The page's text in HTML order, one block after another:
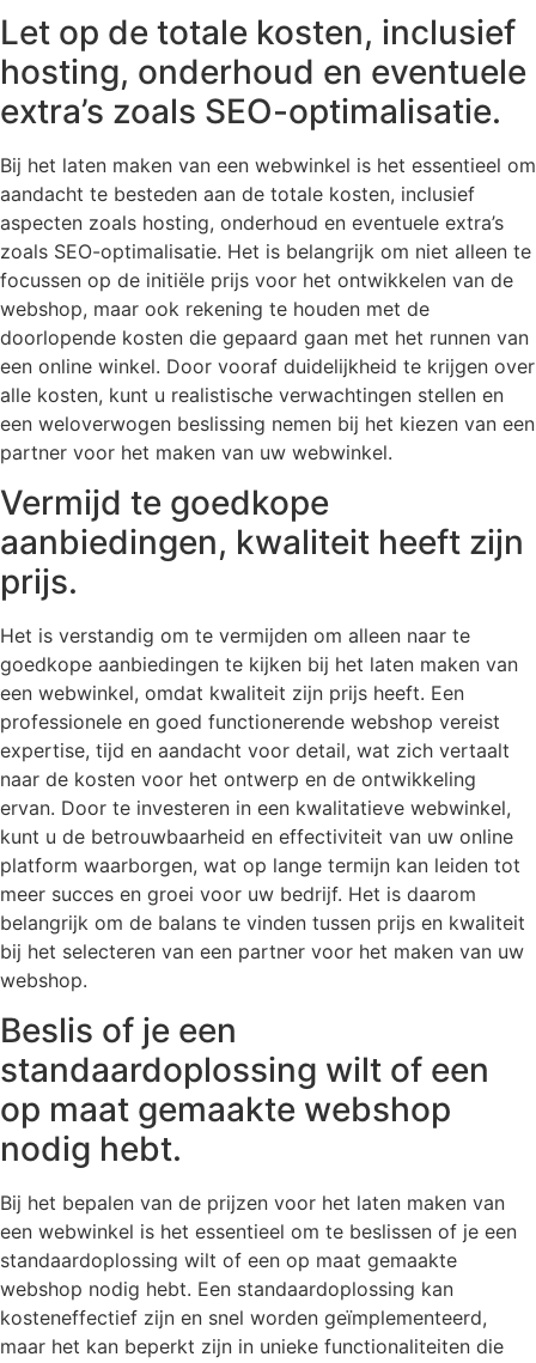
Let op de totale kosten, inclusief
hosting, onderhoud en eventuele
extra’s zoals SEO-optimalisatie.
Bij het laten maken van een webwinkel is het essentieel om
aandacht te besteden aan de totale kosten, inclusief
aspecten zoals hosting, onderhoud en eventuele extra’s
zoals SEO-optimalisatie. Het is belangrijk om niet alleen te
focussen op de initiële prijs voor het ontwikkelen van de
webshop, maar ook rekening te houden met de
doorlopende kosten die gepaard gaan met het runnen van
een online winkel. Door vooraf duidelijkheid te krijgen over
alle kosten, kunt u realistische verwachtingen stellen en
een weloverwogen beslissing nemen bij het kiezen van een
partner voor het maken van uw webwinkel.
Vermijd te goedkope
aanbiedingen, kwaliteit heeft zijn
prijs.
Het is verstandig om te vermijden om alleen naar te
goedkope aanbiedingen te kijken bij het laten maken van
een webwinkel, omdat kwaliteit zijn prijs heeft. Een
professionele en goed functionerende webshop vereist
expertise, tijd en aandacht voor detail, wat zich vertaalt
naar de kosten voor het ontwerp en de ontwikkeling
ervan. Door te investeren in een kwalitatieve webwinkel,
kunt u de betrouwbaarheid en effectiviteit van uw online
platform waarborgen, wat op lange termijn kan leiden tot
meer succes en groei voor uw bedrijf. Het is daarom
belangrijk om de balans te vinden tussen prijs en kwaliteit
bij het selecteren van een partner voor het maken van uw
webshop.
Beslis of je een
standaardoplossing wilt of een
op maat gemaakte webshop
nodig hebt.
Bij het bepalen van de prijzen voor het laten maken van
een webwinkel is het essentieel om te beslissen of je een
standaardoplossing wilt of een op maat gemaakte
webshop nodig hebt. Een standaardoplossing kan
kosteneffectief zijn en snel worden geïmplementeerd,
maar het kan beperkt zijn in unieke functionaliteiten die